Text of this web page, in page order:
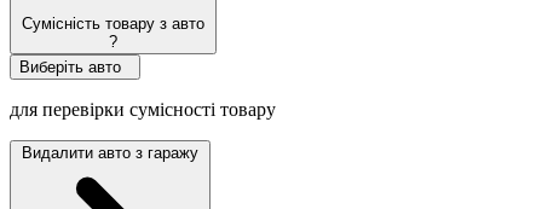
Сумісність товару з авто
?
Виберіть авто
для перевірки сумісності товару
Видалити авто з гаражу